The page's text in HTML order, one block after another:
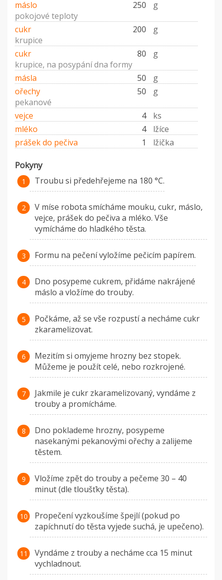
máslo
250
g
pokojové teploty
cukr
200
g
krupice
cukr
80
g
krupice, na posypání dna formy
másla
50
g
ořechy
50
g
pekanové
vejce
4
ks
mléko
4
lžíce
prášek do pečiva
1 lžička
Pokyny
Troubu si předehřejeme na 180 °C.
V míse robota smícháme mouku, cukr, máslo,
vejce, prášek do pečiva a mléko. Vše
vymícháme do hladkého těsta.
Formu na pečení vyložíme pečicím papírem.
Dno posypeme cukrem, přidáme nakrájené
máslo a vložíme do trouby.
Počkáme, až se vše rozpustí a necháme cukr
zkaramelizovat.
Mezitím si omyjeme hrozny bez stopek.
Můžeme je použít celé, nebo rozkrojené.
Jakmile je cukr zkaramelizovaný, vyndáme z
trouby a promícháme.
Dno poklademe hrozny, posypeme
nasekanými pekanovými ořechy a zalijeme
těstem.
Vložíme zpět do trouby a pečeme 30 – 40
minut (dle tloušťky těsta).
Propečení vyzkoušíme špejlí (pokud po
zapíchnutí do těsta vyjede suchá, je upečeno).
Vyndáme z trouby a necháme cca 15 minut
vychladnout.